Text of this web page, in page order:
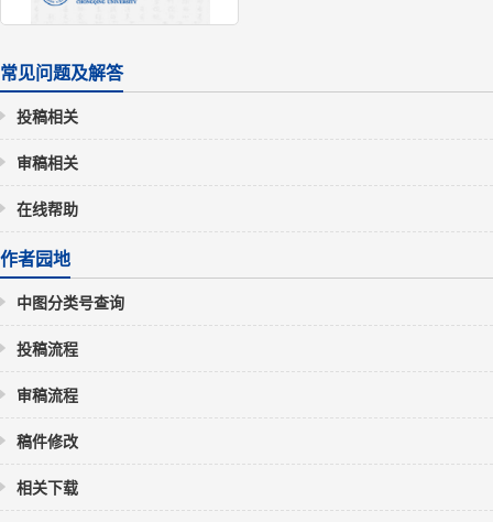
常见问题及解答
投稿相关
审稿相关
在线帮助
作者园地
中图分类号查询
投稿流程
审稿流程
稿件修改
相关下载